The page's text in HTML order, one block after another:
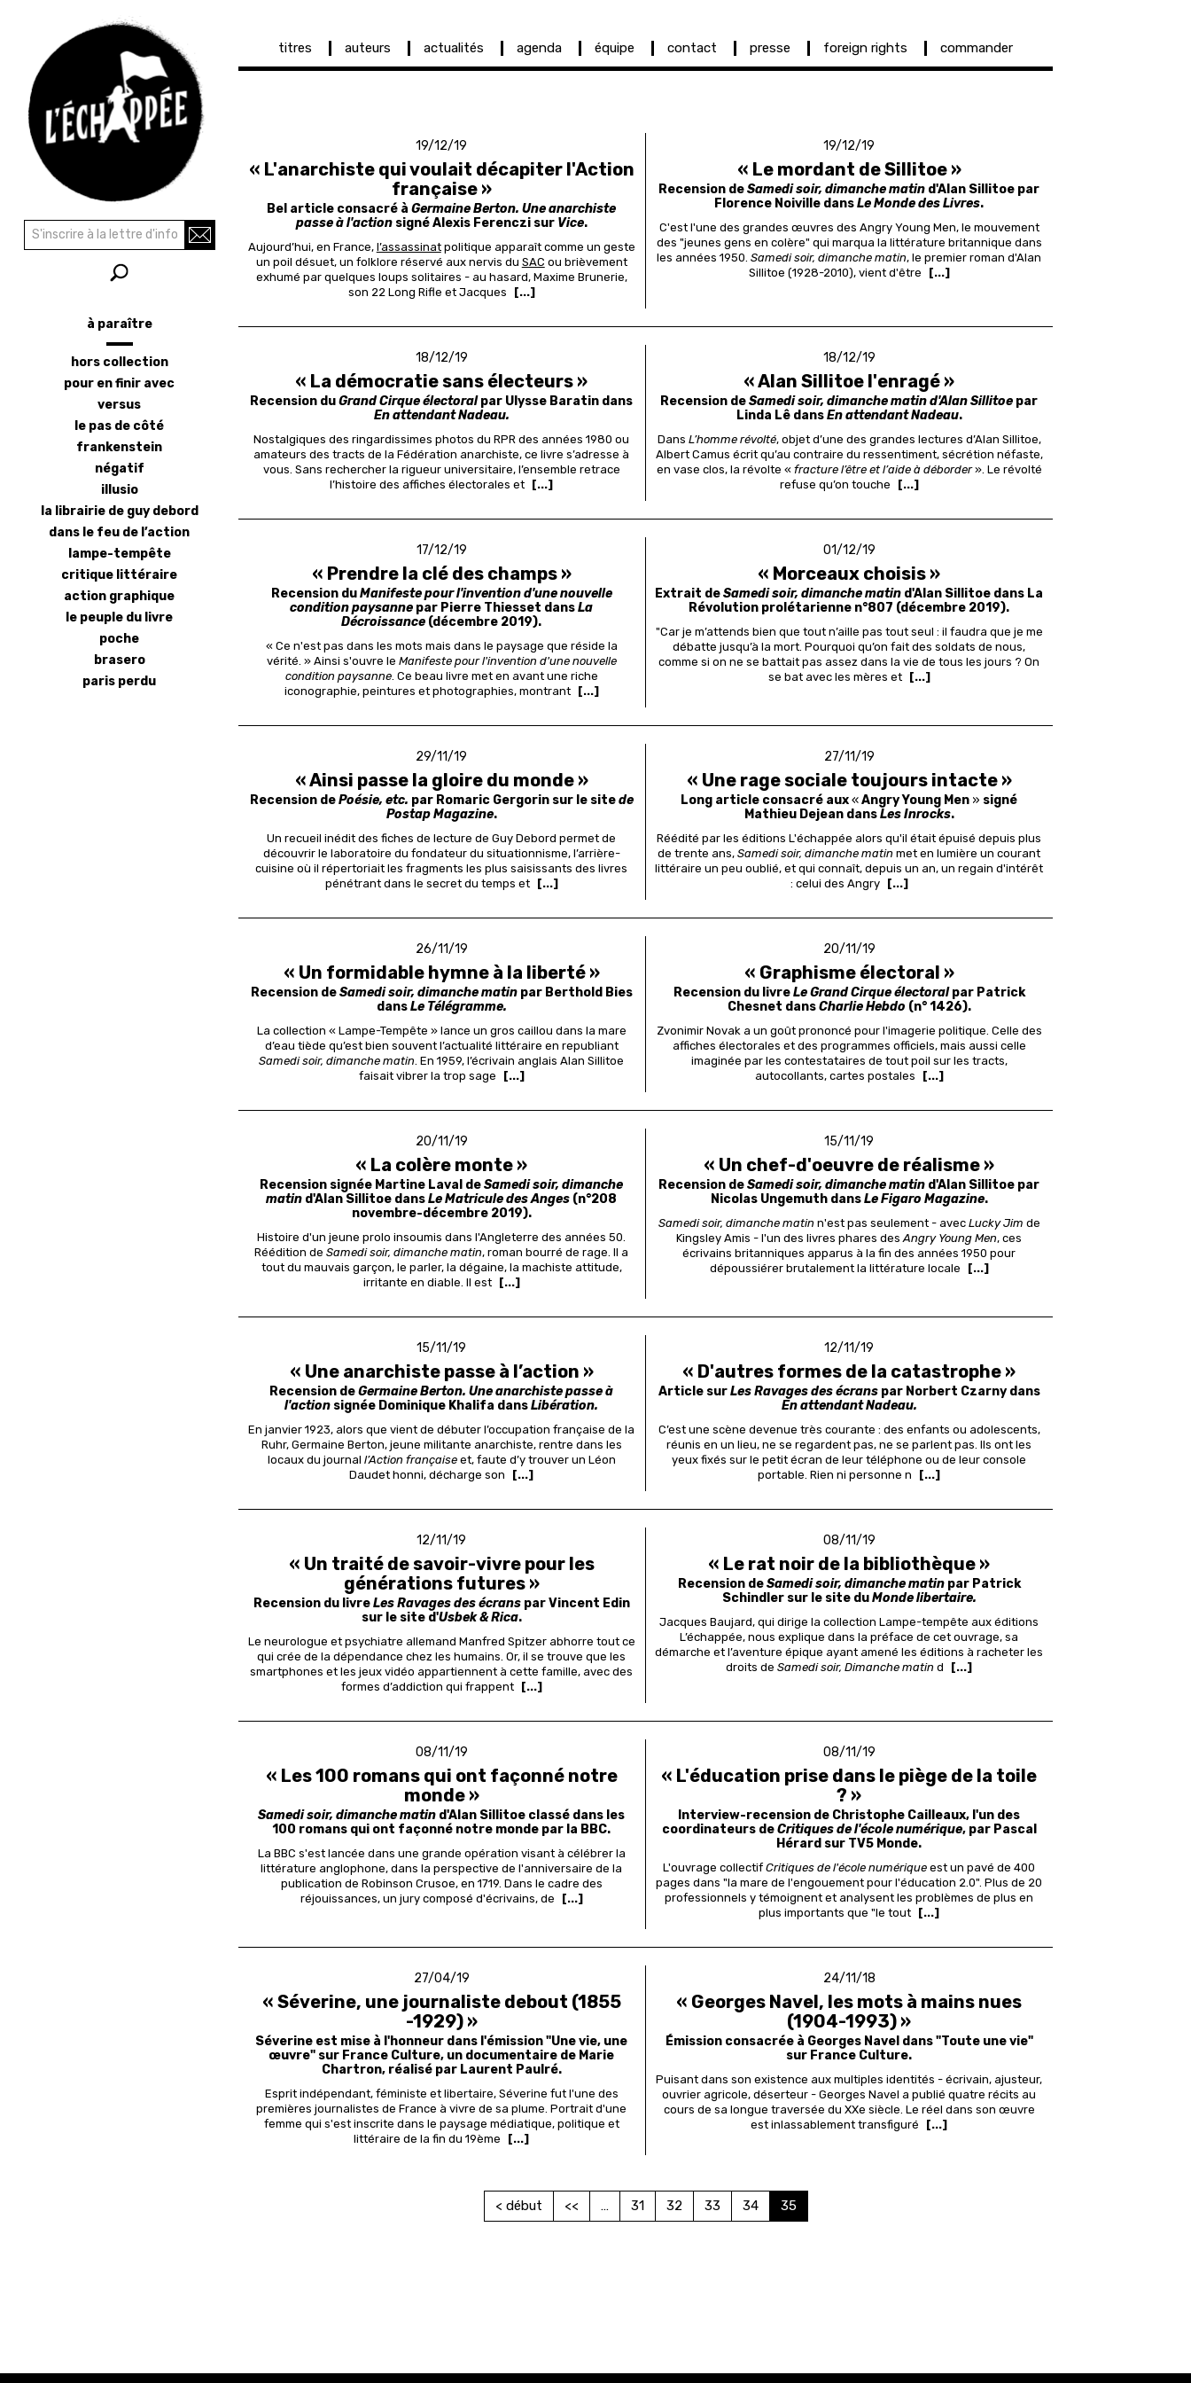
contenu
principal
principale
titres auteurs actualités agenda équipe contact presse foreign rights commander
19/12/19
« L'anarchiste qui voulait décapiter l'Action
française »
Bel article consacré àGermaine Berton. Une anarchiste
passe à l'actionsigné Alexis Ferenczi sur Vice.
Aujourd’hui, en France, l’assassinatpolitique apparaît comme un geste
un poil désuet, un folklore réservé aux nervis du SAC ou brièvement
exhumé par quelques loups solitaires - au hasard, Maxime Brunerie,
son 22 Long Rifle et Jacques
[...]
19/12/19
« Le mordant de Sillitoe »
Recension deSamedi soir, dimanche matin d'Alan Sillitoe par
Florence Noiville dansLe Monde des Livres.
C'est l'une des grandes œuvres des Angry Young Men, le mouvement
des "jeunes gens en colère" qui marqua la littérature britannique dans
les années 1950.Samedi soir, dimanche matin, le premier roman d'Alan
Sillitoe (1928-2010), vient d'être
[...]
18/12/19
« La démocratie sans électeurs »
Recension duGrand Cirque électoralpar Ulysse Baratin dans
En attendant Nadeau.
Nostalgiques des ringardissimes photos du RPR des années 1980 ou
amateurs des tracts de la Fédération anarchiste, ce livre s’adresse à
vous. Sans rechercher la rigueur universitaire, l’ensemble retrace
l’histoire des affiches électorales et
[...]
18/12/19
« Alan Sillitoe l'enragé »
Recension deSamedi soir, dimanche matin d'Alan Sillitoe par
Linda Lê dansEn attendant Nadeau.
Dans L’homme révolté, objet d’une des grandes lectures d’Alan Sillitoe,
Albert Camus écrit qu’au contraire du ressentiment, sécrétion néfaste,
en vase clos, la révolte « fracture l’être et l’aide à déborder». Le révolté
refuse qu’on touche
[...]
17/12/19
« Prendre la clé des champs »
Recension duManifeste pour l'invention d'une nouvelle
condition paysanne par Pierre Thiesset dansLa
Décroissance (décembre 2019).
« Ce n'est pas dans les mots mais dans le paysage que réside la
vérité. » Ainsi s'ouvre le Manifeste pour l'invention d'une nouvelle
condition paysanne. Ce beau livre met en avant une riche
iconographie, peintures et photographies, montrant
[...]
01/12/19
« Morceaux choisis »
Extrait deSamedi soir, dimanche matin d'Alan Sillitoe dans La
Révolution prolétarienne n°807 (décembre 2019).
"Car je m’attends bien que tout n’aille pas tout seul : il faudra que je me
débatte jusqu’à la mort. Pourquoi qu’on fait des soldats de nous,
comme si on ne se battait pas assez dans la vie de tous les jours ? On
se bat avec les mères et
[...]
29/11/19
« Ainsi passe la gloire du monde »
Recension dePoésie, etc. par Romaric Gergorin sur le sitede
Postap Magazine.
Un recueil inédit des fiches de lecture de Guy Debord permet de
découvrir le laboratoire du fondateur du situationnisme, l’arrière-
cuisine où il répertoriait les fragments les plus saisissants des livres
pénétrant dans le secret du temps et
[...]
27/11/19
« Une rage sociale toujours intacte »
Long article consacré aux«Angry Young Men » signé
Mathieu Dejean dansLes Inrocks.
Réédité par les éditions L'échappée alors qu'il était épuisé depuis plus
de trente ans,Samedi soir, dimanche matin met en lumière un courant
littéraire un peu oublié, et qui connaît, depuis un an, un regain d'intérêt
: celui des Angry
[...]
26/11/19
« Un formidable hymne à la liberté »
Recension deSamedi soir, dimanche matinpar Berthold Bies
dansLe Télégramme.
La collection « Lampe-Tempête » lance un gros caillou dans la mare
d’eau tiède qu’est bien souvent l’actualité littéraire en republiant
Samedi soir, dimanche matin. En 1959, l’écrivain anglais Alan Sillitoe
faisait vibrer la trop sage
[...]
20/11/19
« Graphisme électoral »
Recension du livreLe Grand Cirque électoralpar Patrick
Chesnet dansCharlie Hebdo (n° 1426).
Zvonimir Novak a un goût prononcé pour l'imagerie politique. Celle des
affiches électorales et des programmes officiels, mais aussi celle
imaginée par les contestataires de tout poil sur les tracts,
autocollants, cartes postales
[...]
20/11/19
« La colère monte »
Recension signée Martine Laval deSamedi soir, dimanche
matin d'Alan Sillitoe dansLe Matricule des Anges (n°208
novembre-décembre 2019).
Histoire d'un jeune prolo insoumis dans l'Angleterre des années 50.
Réédition deSamedi soir, dimanche matin, roman bourré de rage. Il a
tout du mauvais garçon, le parler, la dégaine, la machiste attitude,
irritante en diable. Il est
[...]
15/11/19
« Un chef-d'oeuvre de réalisme »
Recension deSamedi soir, dimanche matin d'Alan Sillitoe par
Nicolas Ungemuth dansLe Figaro Magazine.
Samedi soir, dimanche matin n'est pas seulement - avec Lucky Jim de
Kingsley Amis - l'un des livres phares desAngry Young Men, ces
écrivains britanniques apparus à la fin des années 1950 pour
dépoussiérer brutalement la littérature locale
[...]
15/11/19
« Une anarchiste passe à l’action »
Recension deGermaine Berton. Une anarchiste passe à
l'action signée Dominique Khalifa dansLibération.
En janvier 1923, alors que vient de débuter l’occupation française de la
Ruhr, Germaine Berton, jeune militante anarchiste, rentre dans les
locaux du journal l’Action françaiseet, faute d’y trouver un Léon
Daudet honni, décharge son
[...]
12/11/19
« D'autres formes de la catastrophe »
Article surLes Ravages des écranspar Norbert Czarny dans
En attendant Nadeau.
C’est une scène devenue très courante : des enfants ou adolescents,
réunis en un lieu, ne se regardent pas, ne se parlent pas. Ils ont les
yeux fixés sur le petit écran de leur téléphone ou de leur console
portable. Rien ni personne n
[...]
12/11/19
« Un traité de savoir-vivre pour les
générations futures »
Recension du livreLesRavages des écranspar Vincent Edin
sur le site d'Usbek & Rica.
Le neurologue et psychiatre allemand Manfred Spitzer abhorre tout ce
qui crée de la dépendance chez les humains. Or, il se trouve que les
smartphones et les jeux vidéo appartiennent à cette famille, avec des
formes d’addiction qui frappent
[...]
08/11/19
« Le rat noir de la bibliothèque »
Recension deSamedi soir, dimanche matinpar Patrick
Schindler sur le site duMonde libertaire.
Jacques Baujard, qui dirige la collection Lampe-tempête aux éditions
L’échappée, nous explique dans la préface de cet ouvrage, sa
démarche et l’aventure épique ayant amené les éditions à racheter les
droits deSamedi soir, Dimanche matin d [...]
08/11/19
« Les 100 romans qui ont façonné notre
monde »
Samedi soir, dimanche matin d'Alan Sillitoe classé dans les
100 romans qui ont façonné notre monde par la BBC.
La BBC s'est lancée dans une grande opération visant à célébrer la
littérature anglophone, dans la perspective de l'anniversaire de la
publication de Robinson Crusoe, en 1719. Dans le cadre des
réjouissances, un jury composé d'écrivains, de
[...]
08/11/19
« L'éducation prise dans le piège de la toile
? »
Interview-recension de Christophe Cailleaux, l'un des
coordinateurs deCritiques de l'école numérique, par Pascal
Hérard sur TV5 Monde.
L'ouvrage collectifCritiques de l'école numérique est un pavé de 400
pages dans "la mare de l'engouement pour l'éducation 2.0". Plus de 20
professionnels y témoignent et analysent les problèmes de plus en
plus importants que "le tout
[...]
27/04/19
« Séverine, une journaliste debout (1855
-1929) »
Séverine est mise à l'honneur dans l'émission "Une vie, une
œuvre" sur France Culture, un documentaire de Marie
Chartron, réalisé par Laurent Paulré.
Esprit indépendant, féministe et libertaire, Séverine fut l'une des
premières journalistes de France à vivre de sa plume. Portrait d'une
femme qui s'est inscrite dans le paysage médiatique, politique et
littéraire de la fin du 19ème
[...]
24/11/18
« Georges Navel, les mots à mains nues
(1904-1993) »
Émission consacrée à Georges Navel dans "Toute une vie"
sur France Culture.
Puisant dans son existence aux multiples identités - écrivain, ajusteur,
ouvrier agricole, déserteur - Georges Navel a publié quatre récits au
cours de sa longue traversée du XXe siècle. Le réel dans son œuvre
est inlassablement transfiguré
[...]
Première
page
< début
Page
précédente
<< … Page
31 Page
32 Page
33 Page
34
Page
courante
35
Rechercher
latéral
à paraître
hors collection
pour en finir avec
versus
le pas de côté
frankenstein
négatif
illusio
la librairie de guy debord
dans le feu de l’action
lampe-tempête
critique littéraire
action graphique
le peuple du livre
poche
brasero
paris perdu